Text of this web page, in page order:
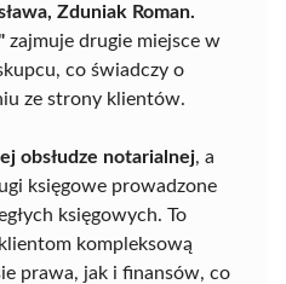
Zduniak Roman.
zajmuje drugie miejsce w
co świadczy o
ze strony klientów.
obsłudze notarialnej, a
księgowe prowadzone
księgowych. To
kompleksową
prawa, jak i finansów, co